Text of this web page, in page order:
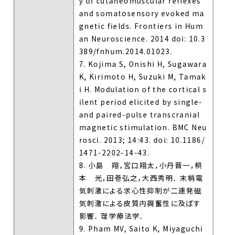
and somatosensory evoked ma
gnetic fields. Frontiers in Hum
an Neuroscience. 2014 doi: 10.3
389/fnhum.2014.01023.
7. Kojima S, Onishi H, Sugawara
K, Kirimoto H, Suzuki M, Tamak
i H. Modulation of the cortical s
ilent period elicited by single-
and paired-pulse transcranial
magnetic stimulation. BMC Neu
rosci. 2013; 14:43. doi: 10.1186/
1471-2202-14-43.
8. 小島 翔，宮口翔太，小丹晋一，桐
本 光，田巻弘之，大西秀明． 末梢電
気刺激による求心性抑制が二連発磁
気刺激による皮質内興奮性に及ぼす
影響． 理学療法学．
9. Pham MV, Saito K, Miyaguchi